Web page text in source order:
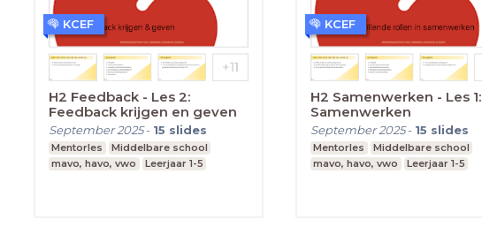
H2 Feedback - Les 2:
Feedback krijgen en geven
September 2025- 15 slides
Mentorles
Middelbare school
mavo, havo, vwo
Leerjaar 1-5
KCEF
H2 Samenwerken - Les 1:
Samenwerken
September 2025- 15 slides
Mentorles
Middelbare school
mavo, havo, vwo
Leerjaar 1-5
KCEF